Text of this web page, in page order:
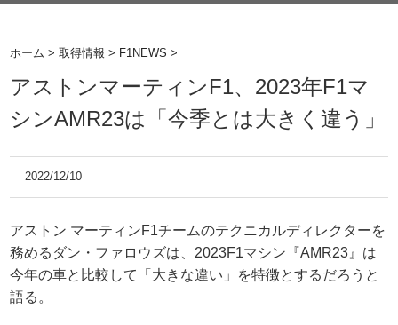
ホーム >取得情報 > F1NEWS >
アストンマーティンF1、2023年F1マ
シンAMR23は「今季とは大きく違う」
2022/12/10
アストン マーティンF1チームのテクニカルディレクターを
務めるダン・ファロウズは、2023F1マシン『AMR23』は
今年の車と比較して「大きな違い」を特徴とするだろうと
語る。